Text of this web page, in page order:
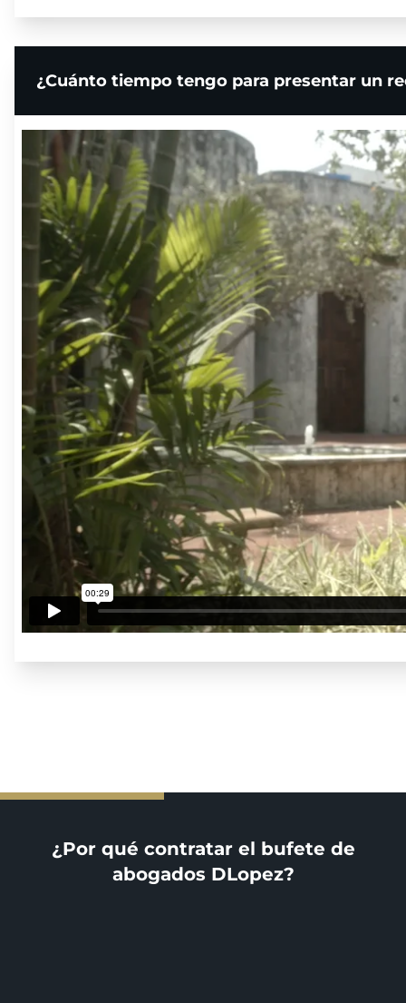
¿Cuánto tiempo tengo para presentar un
¿Por qué contratar el bufete de
abogados DLopez?